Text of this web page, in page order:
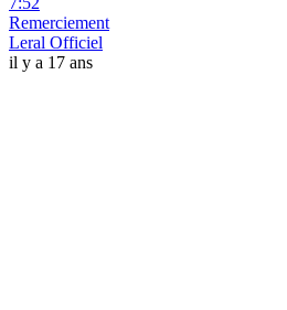
Remerciement
Leral Officiel
il y a 17 ans